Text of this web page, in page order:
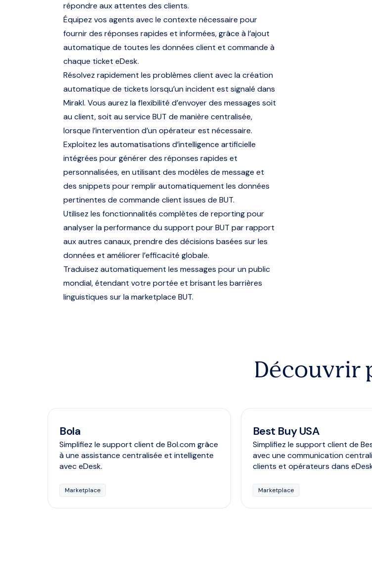
répondre aux attentes des clients.
Équipez vos agents avec le contexte nécessaire pour
fournir des réponses rapides et informées, grâce à l’ajout
automatique de toutes les données client et commande à
chaque ticket eDesk.
Résolvez rapidement les problèmes client avec la création
automatique de tickets lorsqu’un incident est signalé dans
Mirakl. Vous aurez la flexibilité d’envoyer des messages soit
au client, soit au service BUT de manière centralisée,
lorsque l’intervention d’un opérateur est nécessaire.
Exploitez les automatisations d’intelligence artificielle
intégrées pour générer des réponses rapides et
personnalisées, en utilisant des modèles de message et
des snippets pour remplir automatiquement les données
pertinentes de commande client issues de BUT.
Utilisez les fonctionnalités complètes de reporting pour
analyser la performance du support pour BUT par rapport
aux autres canaux, prendre des décisions basées sur les
données et améliorer l’efficacité globale.
Traduisez automatiquement les messages pour un public
mondial, étendant votre portée et brisant les barrières
linguistiques sur la marketplace BUT.
Découvrir
Bola
Simplifiez le support client de Bol.com grâce
à une assistance centralisée et intelligente
avec eDesk.
Marketplace
Best Buy USA
Simplifiez le support client de
avec une communication
clients et opérateurs dans
Marketplace